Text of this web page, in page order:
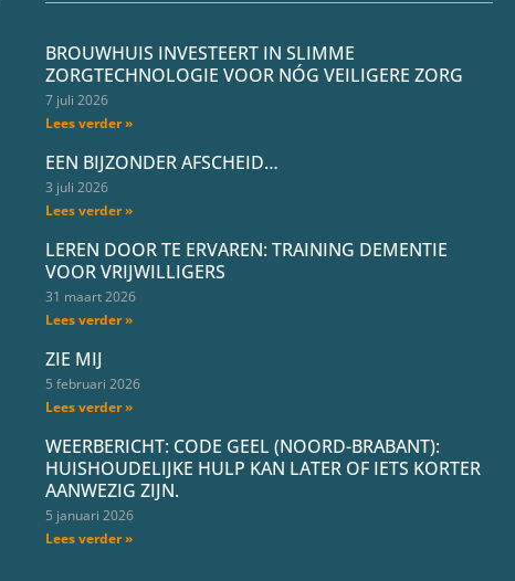
BROUWHUIS INVESTEERT IN SLIMME
ZORGTECHNOLOGIE VOOR NÓG VEILIGERE ZORG
7 juli 2026
Lees verder »
EEN BIJZONDER AFSCHEID…
3 juli 2026
Lees verder »
LEREN DOOR TE ERVAREN: TRAINING DEMENTIE
VOOR VRIJWILLIGERS
31 maart 2026
Lees verder »
ZIE MIJ
5 februari 2026
Lees verder »
WEERBERICHT: CODE GEEL (NOORD-BRABANT):
HUISHOUDELIJKE HULP KAN LATER OF IETS KORTER
AANWEZIG ZIJN.
5 januari 2026
Lees verder »